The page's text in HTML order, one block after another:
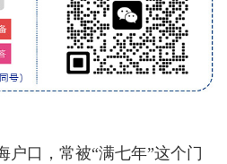
口，常被“满七年”这个门